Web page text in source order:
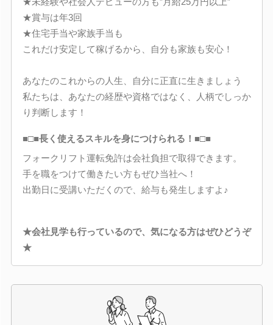
★賞与は年3回
★住宅手当や家族手当も
これだけ安定して稼げるから、自分も家族も安心！
あなたのこれからの人生、自分に正直に生きましょう
私たちは、あなたの経歴や資格ではなく、人柄でしっか
り判断します！
■□■長く使えるスキルを身につけられる！■□■
フォークリフト運転免許は会社負担で取得できます。
手を職をつけて働きたい方もぜひ当社へ！
出勤日に受講いただくので、給与も発生しますよ♪
★会社見学も行っているので、気になる方はぜひどうぞ
★